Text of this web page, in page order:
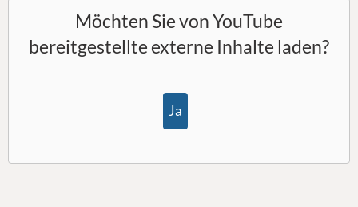
Möchten Sie vonYouTube
bereitgestellte externe Inhalte laden?
Ja